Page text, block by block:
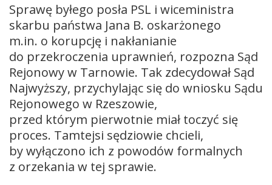
Sprawę byłego posła PSL i wiceministra
skarbu państwa Jana B. oskarżonego
m.in. o korupcję i nakłanianie
do przekroczenia uprawnień, rozpozna Sąd
Rejonowy w Tarnowie. Tak zdecydował Sąd
Najwyższy, przychylając się do wniosku Sądu
Rejonowego w Rzeszowie,
przed którym pierwotnie miał toczyć się
proces. Tamtejsi sędziowie chcieli,
by wyłączono ich z powodów formalnych
z orzekania w tej sprawie.